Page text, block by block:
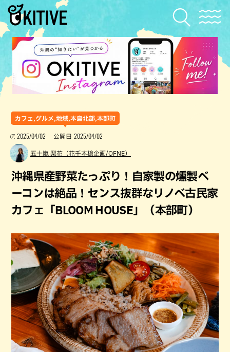
カフェ,グルメ,地域,本島北部,本部町
2025/04/02 公開日 2025/04/02
五十嵐 梨花（花千本槍企画/OFNE）
沖縄県産野菜たっぷり！自家製の燻製ベ
ーコンは絶品！センス抜群なリノベ古民家
カフェ「BLOOM HOUSE」（本部町）